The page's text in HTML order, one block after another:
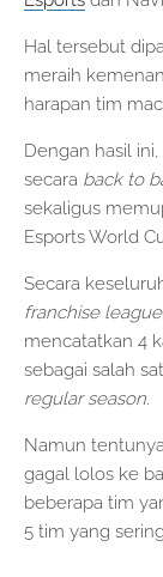
Hal tersebut
meraih
harapan tim
Dengan hasil
secara back to
sekaligus
Esports World
Secara
franchise
mencatatkan 4
sebagai salah
regular season.
Namun
gagal lolos ke
beberapa tim
5 tim yang